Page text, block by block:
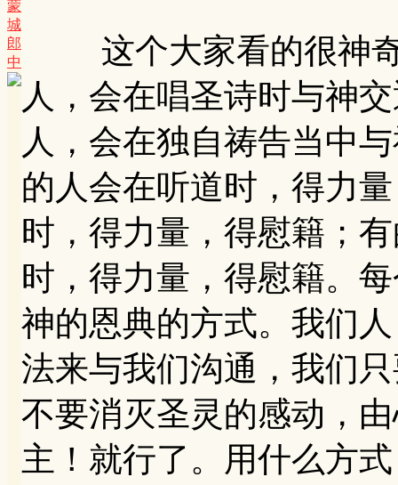
蒙
城
郎
中
这个大家看的很神奇
人，会在唱圣诗时与神
人，会在独自祷告当中
的人会在听道时，得力
时，得力量，得慰籍；
时，得力量，得慰籍。
神的恩典的方式。我们
法来与我们沟通，我们
不要消灭圣灵的感动，
主！就行了。用什么方